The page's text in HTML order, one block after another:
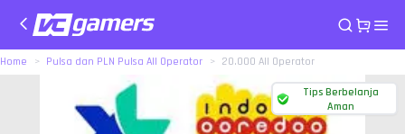
Home Pulsa dan PLN Pulsa All Operator 20.000 All Operator
Tips Berbelanja
Aman